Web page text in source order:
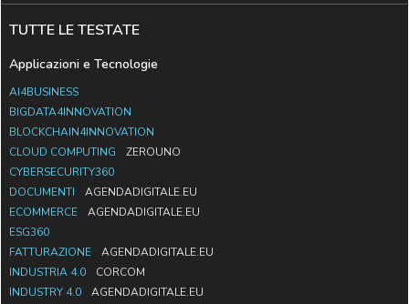
TUTTE LE TESTATE
Applicazioni e Tecnologie
AI4BUSINESS
BIGDATA4INNOVATION
BLOCKCHAIN4INNOVATION
CLOUD COMPUTING
ZEROUNO
CYBERSECURITY360
DOCUMENTI
AGENDADIGITALE.EU
ECOMMERCE
AGENDADIGITALE.EU
ESG360
FATTURAZIONE
AGENDADIGITALE.EU
INDUSTRIA 4.0
CORCOM
INDUSTRY 4.0
AGENDADIGITALE.EU